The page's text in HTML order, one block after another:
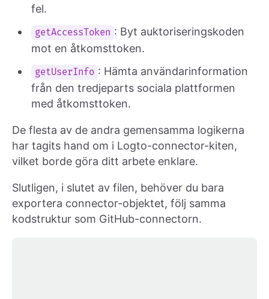
fel.
getAccessToken : Byt auktoriseringskoden
mot en åtkomsttoken.
getUserInfo : Hämta användarinformation
från den tredjeparts sociala plattformen
med åtkomsttoken.
De flesta av de andra gemensamma logikerna
har tagits hand om i Logto-connector-kiten,
vilket borde göra ditt arbete enklare.
Slutligen, i slutet av filen, behöver du bara
exportera connector-objektet, följ samma
kodstruktur som GitHub-connectorn.